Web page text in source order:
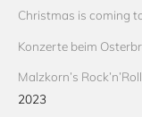
Christmas is coming
Konzerte beim
Malzkorn’s
2023